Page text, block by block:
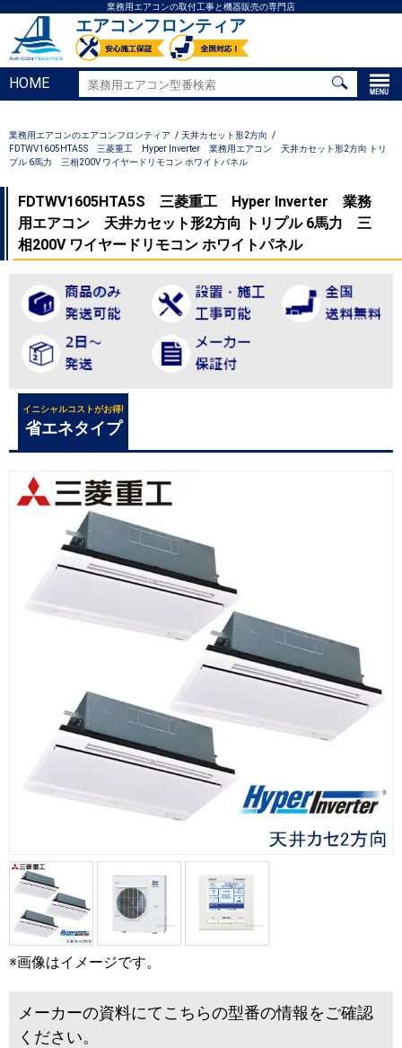
業務用エアコンの取付工事と機器販売の専門店
エアコンフロンティア
HOME
業務用エアコンのエアコンフロンティア
天井カセット形2方向
FDTWV1605HTA5S 三菱重工 Hyper Inverter 業務用エアコン 天井カセット形2方向 トリ
プル 6馬力 三相200V ワイヤードリモコン ホワイトパネル
FDTWV1605HTA5S 三菱重工 Hyper Inverter 業務
用エアコン 天井カセット形2方向 トリプル 6馬力 三
相200V ワイヤードリモコン ホワイトパネル
イニシャルコストがお得!
省エネタイプ
※画像はイメージです。
メーカーの資料にてこちらの型番の情報をご確認
ください。